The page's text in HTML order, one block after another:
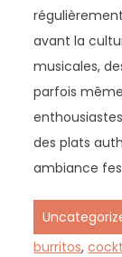
avant la
musicales,
parfois
des plats
ambiance
burritos,